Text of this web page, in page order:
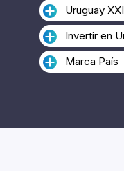
Uruguay XXI
Invertir en
Marca País